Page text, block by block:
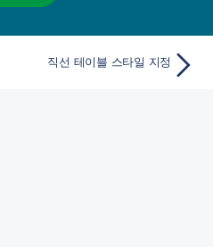
직선 테이블 스타일 지정